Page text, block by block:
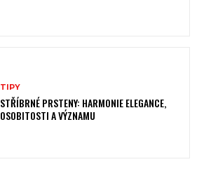
TIPY
STŘÍBRNÉ PRSTENY: HARMONIE ELEGANCE,
OSOBITOSTI A VÝZNAMU